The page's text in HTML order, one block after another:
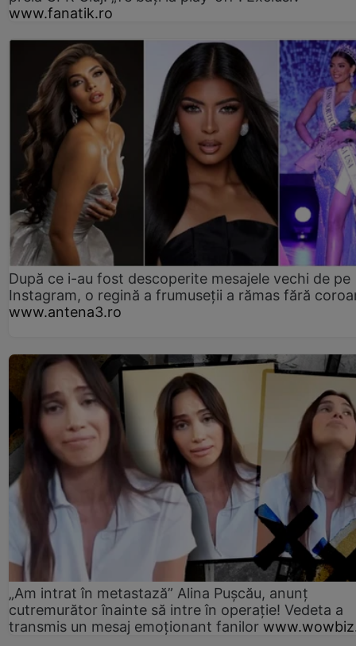
www.fanatik.ro
După ce i-au fost descoperite mesajele vechi de pe
Instagram, o regină a frumuseții a rămas fără
www.antena3.ro
„Am intrat în metastază” Alina Pușcău, anunț
cutremurător înainte să intre în operație! Vedeta a
transmis un mesaj emoționant fanilor